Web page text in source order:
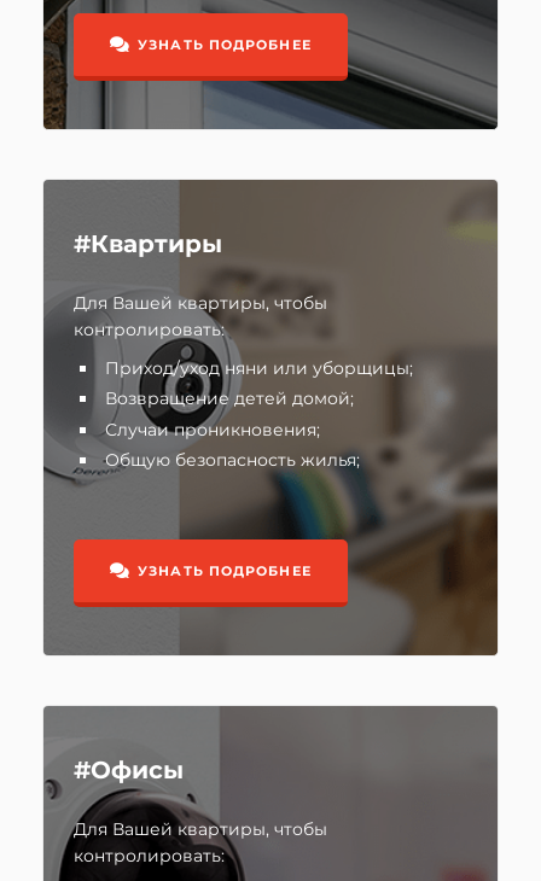
УЗНАТЬ ПОДРОБНЕЕ
#Квартиры
Для Вашей квартиры, чтобы
контролировать:
Приход/уход няни или уборщицы;
Возвращение детей домой;
Случаи проникновения;
Общую безопасность жилья;
УЗНАТЬ ПОДРОБНЕЕ
#Офисы
Для Вашей квартиры, чтобы
контролировать: